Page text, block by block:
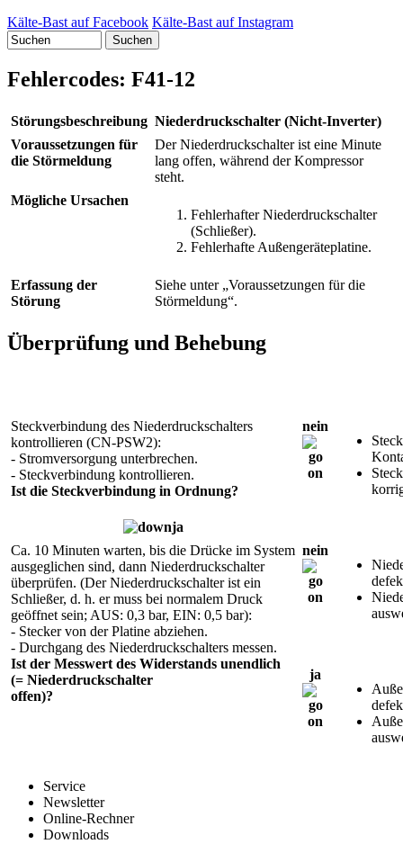
Kälte-Bast auf Facebook Kälte-Bast auf Instagram
Suchen
Fehlercodes: F41-12
Störungsbeschreibung Niederdruckschalter (Nicht-Inverter)
Voraussetzungen für
die Störmeldung
Der Niederdruckschalter ist eine Minute
lang offen, während der Kompressor
steht.
Mögliche Ursachen
Fehlerhafter Niederdruckschalter
(Schließer).
Fehlerhafte Außengeräteplatine.
Erfassung der
Störung
Siehe unter „Voraussetzungen für die
Störmeldung“.
Überprüfung und Behebung
Steckverbindung des Niederdruckschalters
kontrollieren (CN-PSW2):
- Stromversorgung unterbrechen.
- Steckverbindung kontrollieren.
Ist die Steckverbindung in Ordnung?
nein
ja
Ca. 10 Minuten warten, bis die Drücke im System
ausgeglichen sind, dann Niederdruckschalter
überprüfen. (Der Niederdruckschalter ist ein
Schließer, d. h. er muss bei normalem Druck
geöffnet sein; AUS: 0,3 bar, EIN: 0,5 bar):
- Stecker von der Platine abziehen.
- Durchgang des Niederdruckschalters messen.
Ist der Messwert des Widerstands unendlich
(= Niederdruckschalter
offen)?
nein
ja
Service
Newsletter
Online-Rechner
Downloads